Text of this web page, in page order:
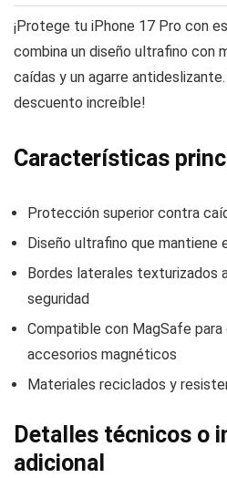
¡Protege tu iPhone 17 Pro con
combina un diseño ultrafino con
caídas y un agarre antideslizante.
descuento increíble!
Características
Protección superior contra
Diseño ultrafino que mantiene
Bordes laterales texturizados
seguridad
Compatible con MagSafe para
accesorios magnéticos
Materiales reciclados y
Detalles técnicos o
adicional